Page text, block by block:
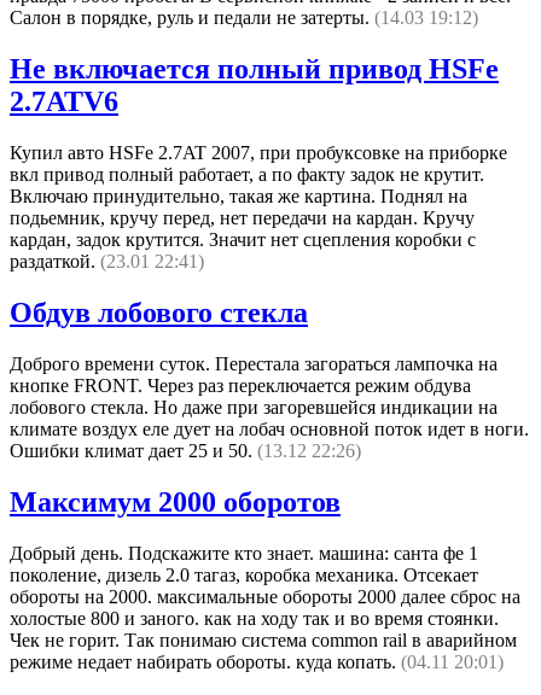
Салон в порядке, руль и педали не затерты. (14.03 19:12)
Не включается полный привод HSFe
2.7ATV6
Купил авто HSFe 2.7AT 2007, при пробуксовке на приборке
вкл привод полный работает, а по факту задок не крутит.
Включаю принудительно, такая же картина. Поднял на
подьемник, кручу перед, нет передачи на кардан. Кручу
кардан, задок крутится. Значит нет сцепления коробки с
раздаткой. (23.01 22:41)
Обдув лобового стекла
Доброго времени суток. Перестала загораться лампочка на
кнопке FRONT. Через раз переключается режим обдува
лобового стекла. Но даже при загоревшейся индикации на
климате воздух еле дует на лобач основной поток идет в ноги.
Ошибки климат дает 25 и 50. (13.12 22:26)
Максимум 2000 оборотов
Добрый день. Подскажите кто знает. машина: санта фе 1
поколение, дизель 2.0 тагаз, коробка механика. Отсекает
обороты на 2000. максимальные обороты 2000 далее сброс на
холостые 800 и заного. как на ходу так и во время стоянки.
Чек не горит. Так понимаю система common rail в аварийном
режиме недает набирать обороты. куда копать. (04.11 20:01)